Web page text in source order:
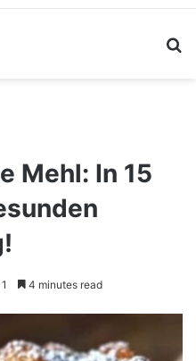
Mehl: In 15
1 4 minutes read